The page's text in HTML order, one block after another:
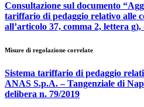
Consultazione sul documento
tariffario di pedaggio relativo alle
all’articolo 37, comma 2, lettera g),
Misure di regolazione correlate
Sistema tariffario di pedaggio
ANAS S.p.A. – Tangenziale di
delibera n. 79/2019